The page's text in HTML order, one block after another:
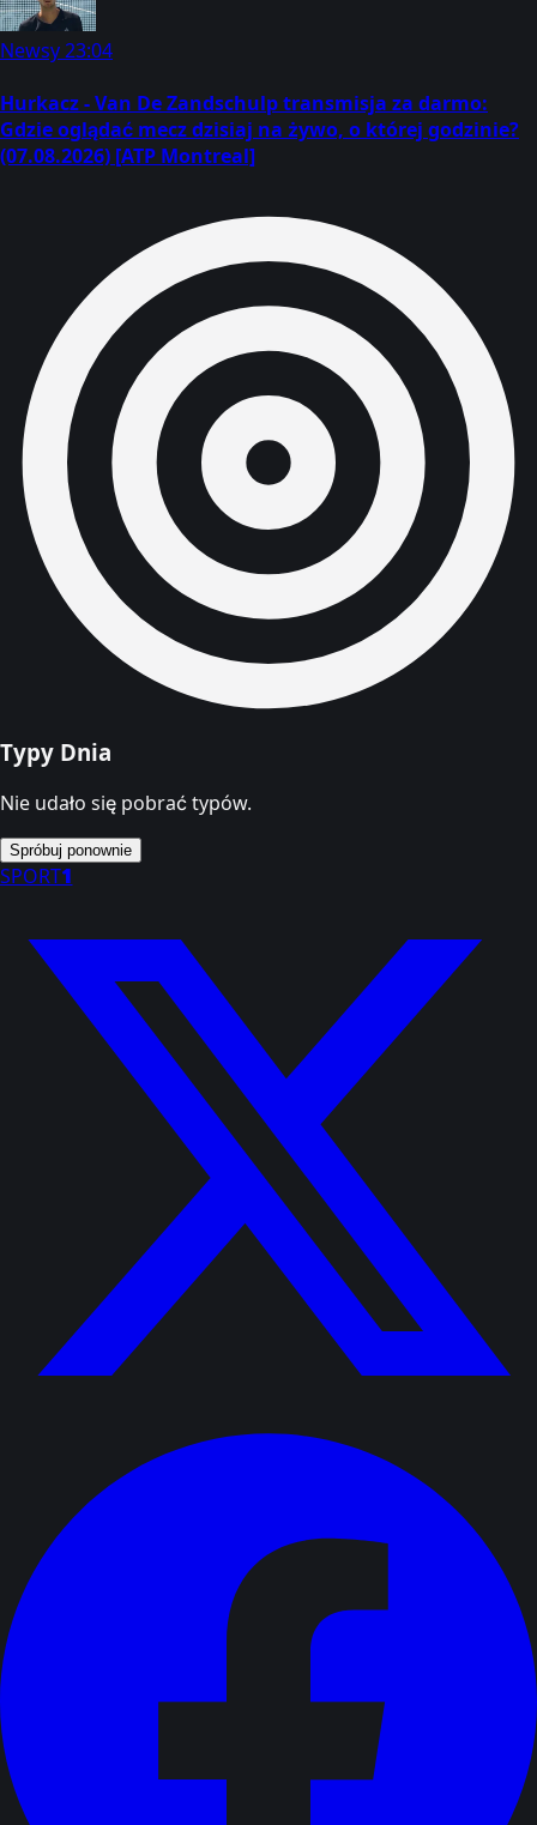
Newsy23:04
Hurkacz - Van De Zandschulp transmisja za darmo:
Gdzie oglądać mecz dzisiaj na żywo, o której godzinie?
(07.08.2026) [ATP Montreal]
Typy Dnia
Nie udało się pobrać typów.
Spróbuj ponownie
SPORT1